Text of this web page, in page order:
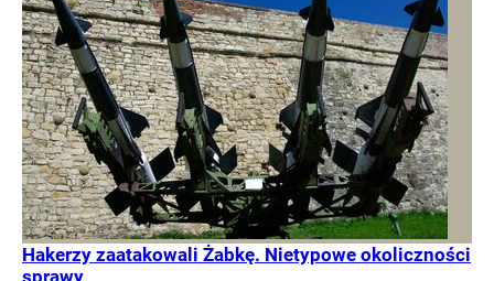
Hakerzy zaatakowali Żabkę. Nietypowe okoliczności